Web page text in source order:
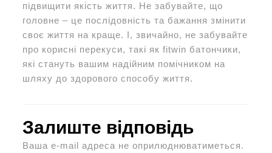
підвищити якість життя. Не забувайте, що
головне – це послідовність та бажання змінити
своє життя на краще. І, звичайно, не забувайте
про корисні перекуси, такі як fitwin батончики,
які стануть вашим надійним помічником на
шляху до здорового способу життя.
Залиште відповідь
Ваша e-mail адреса не оприлюднюватиметься.